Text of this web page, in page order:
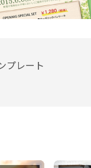
プレート